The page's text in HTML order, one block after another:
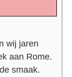
wij jaren
aan Rome.
smaak.